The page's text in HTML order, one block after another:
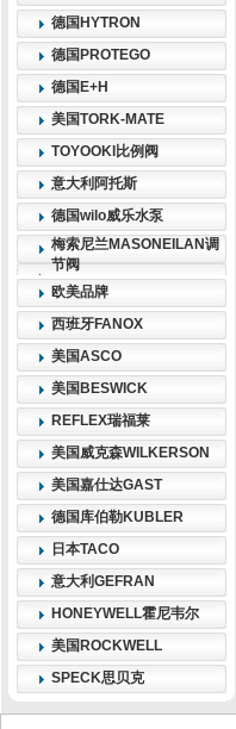
德国HYTRON
德国PROTEGO
德国E+H
美国TORK-MATE
TOYOOKI比例阀
意大利阿托斯
德国wilo威乐水泵
梅索尼兰MASONEILAN调
节阀
欧美品牌
西班牙FANOX
美国ASCO
美国BESWICK
REFLEX瑞福莱
美国威克森WILKERSON
美国嘉仕达GAST
德国库伯勒KUBLER
日本TACO
意大利GEFRAN
HONEYWELL霍尼韦尔
美国ROCKWELL
SPECK思贝克